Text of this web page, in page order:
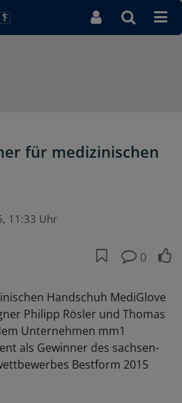
für medizinischen
11:33 Uhr
0
Handschuh MediGlove
Philipp Rösler und Thomas
Unternehmen mm1
als Gewinner des sachsen-
Bestform 2015